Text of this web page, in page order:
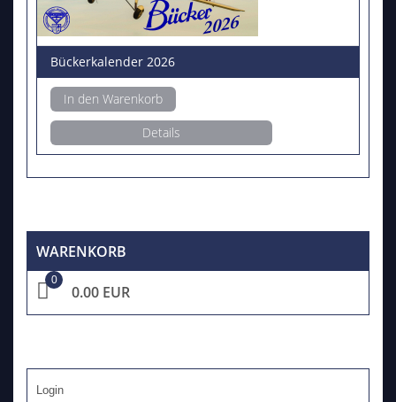
Bückerkalender 2026
In den Warenkorb
Details
WARENKORB
0
0.00 EUR
Login